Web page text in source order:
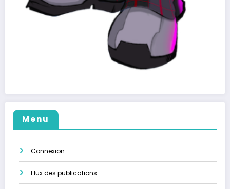
Menu
Connexion
Flux des publications